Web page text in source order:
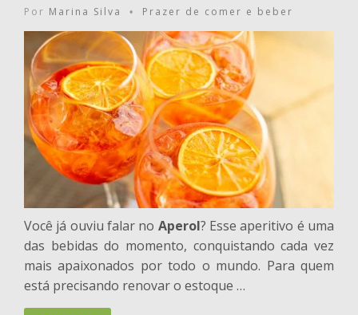
Por Marina Silva • Prazer de comer e beber
Você já ouviu falar no Aperol? Esse aperitivo é uma
das bebidas do momento, conquistando cada vez
mais apaixonados por todo o mundo. Para quem
está precisando renovar o estoque …